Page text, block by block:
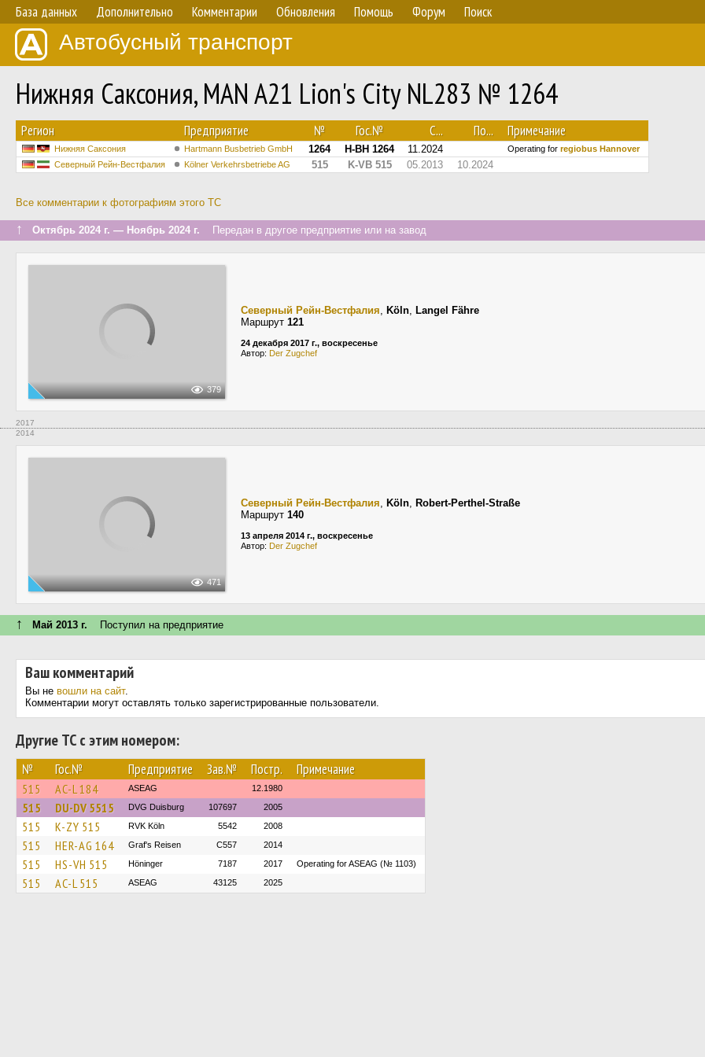
База данных Дополнительно Комментарии Обновления Помощь Форум Поиск
Автобусный транспорт
Нижняя Саксония, MAN A21 Lion's City NL283 № 1264
Регион Предприятие № Гос.№ С... По... Примечание
Нижняя Саксония Hartmann Busbetrieb GmbH 1264 H-BH 1264 11.2024 Operating for regiobus Hannover
Северный Рейн-Вестфалия
Kölner Verkehrsbetriebe AG 515 K-VB 515 05.2013 10.2024
Все комментарии к фотографиям этого ТС
↑ Октябрь 2024 г. — Ноябрь 2024 г. Передан в другое предприятие или на завод
379
Северный Рейн-Вестфалия, Köln, Langel Fähre
Маршрут 121
24 декабря 2017 г., воскресенье
Автор: Der Zugchef
2017
2014
471
Северный Рейн-Вестфалия, Köln, Robert-Perthel-Straße
Маршрут 140
13 апреля 2014 г., воскресенье
Автор: Der Zugchef
↑ Май 2013 г. Поступил на предприятие
Ваш комментарий
Вы не вошли на сайт.
Комментарии могут оставлять только зарегистрированные пользователи.
Другие ТС с этим номером:
№ Гос.№ Предприятие Зав.№ Постр. Примечание
515 AC-L 184 ASEAG 12.1980
515 DU-DV 5515 DVG Duisburg 107697 2005
515 K-ZY 515 RVK Köln 5542 2008
515 HER-AG 164 Graf's Reisen C557 2014
515 HS-VH 515 Höninger 7187 2017 Operating for ASEAG (№ 1103)
515 AC-L 515 ASEAG 43125 2025